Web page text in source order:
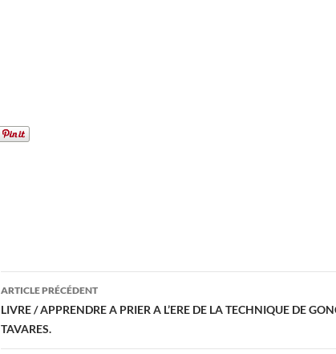
Navigation
des
articles
ARTICLE PRÉCÉDENT
LIVRE / APPRENDRE A PRIER A L’ERE DE LA TECHNIQUE DE
TAVARES.